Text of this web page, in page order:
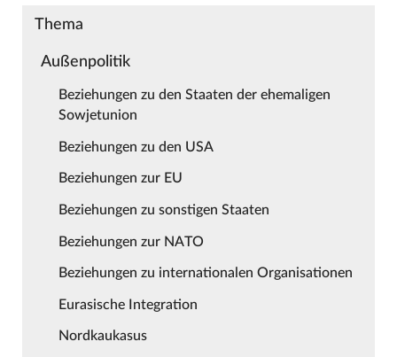
Thema
Außenpolitik
Beziehungen zu den Staaten der ehemaligen
Sowjetunion
Beziehungen zu den USA
Beziehungen zur EU
Beziehungen zu sonstigen Staaten
Beziehungen zur NATO
Beziehungen zu internationalen Organisationen
Eurasische Integration
Nordkaukasus